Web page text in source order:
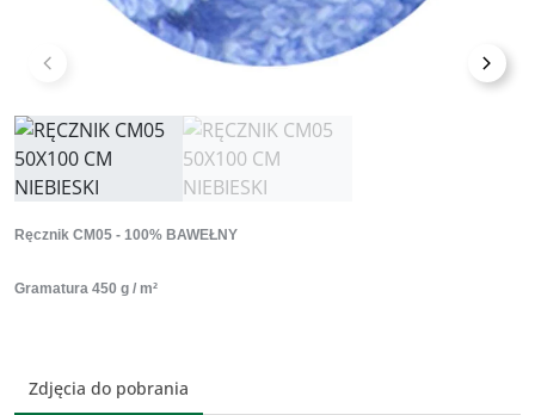
Poprzedni
Ręcznik CM05 - 100% BAWEŁNY
Gramatura 450 g / m²
Zdjęcia do pobrania